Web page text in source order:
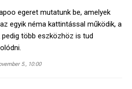
egeret mutatunk be, amelyek
egyik néma kattintással működik, a
pedig több eszközhöz is tud
5., 10:00